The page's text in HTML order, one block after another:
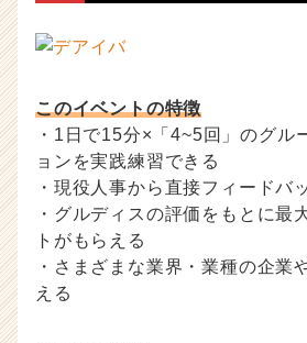
このイベントの特徴
・1日で15分×「4~5回」のグル
ョンを実践練習できる
・現役人事から直接フィードバ
・グルディスの評価をもとに最
トがもらえる
・さまざまな業界・業種の企業
える